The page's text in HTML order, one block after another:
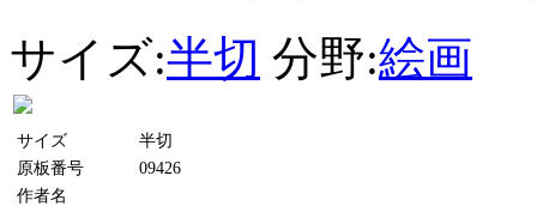
サイズ:半切 分野:絵画
サイズ
半切
原板番号
09426
作者名